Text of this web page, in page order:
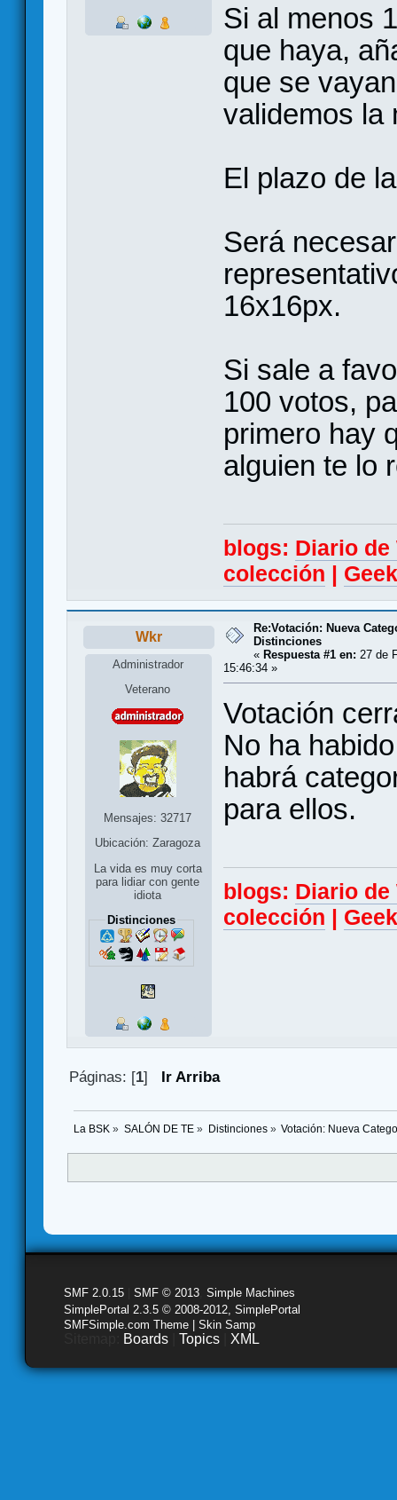
Si al menos
que haya,
que se
validemos la
El plazo de
Será
16x16px.
Si sale a
100 votos,
primero hay
alguien te lo
blogs: Diario
colección |
Wkr
Administrador
Veterano
Mensajes: 32717
Ubicación: Zaragoza
La vida es muy corta
para lidiar con gente
idiota
Distinciones
Re:Votación: Nueva
Distinciones
« Respuesta #1 en: 27 de
15:46:34 »
Votación
No ha
habrá
para ellos.
blogs: Diario
colección |
Páginas: [1] Ir Arriba
La BSK » SALÓN DE TE» Distinciones» Votación: Nueva
SMF 2.0.15 SMF © 2013 Simple Machines
SimplePortal 2.3.5 © 2008-2012, SimplePortal
SMFSimple.com Theme | Skin Samp
Boards Topics XML